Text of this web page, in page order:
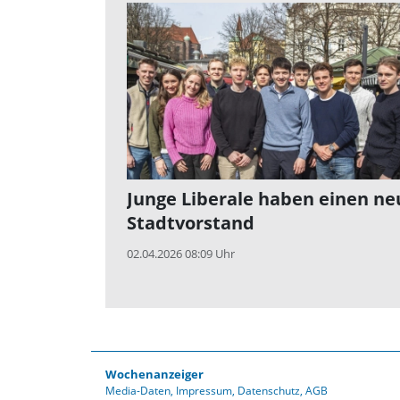
Junge Liberale haben einen
Stadtvorstand
02.04.2026 08:09 Uhr
Wochenanzeiger
Media-Daten Impressum Datenschutz AGB